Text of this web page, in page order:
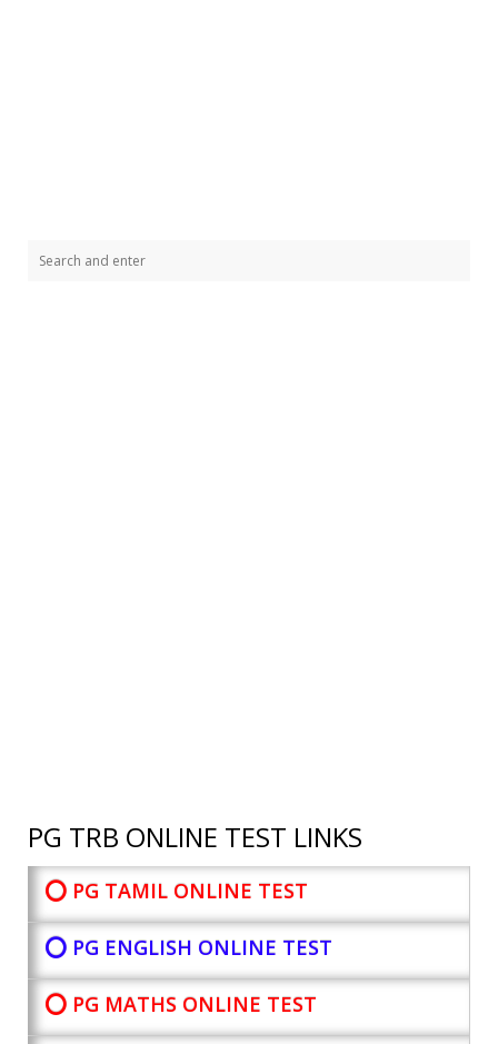
PG TRB ONLINE TEST LINKS
⭕ PG TAMIL ONLINE TEST
⭕ PG ENGLISH ONLINE TEST
⭕ PG MATHS ONLINE TEST